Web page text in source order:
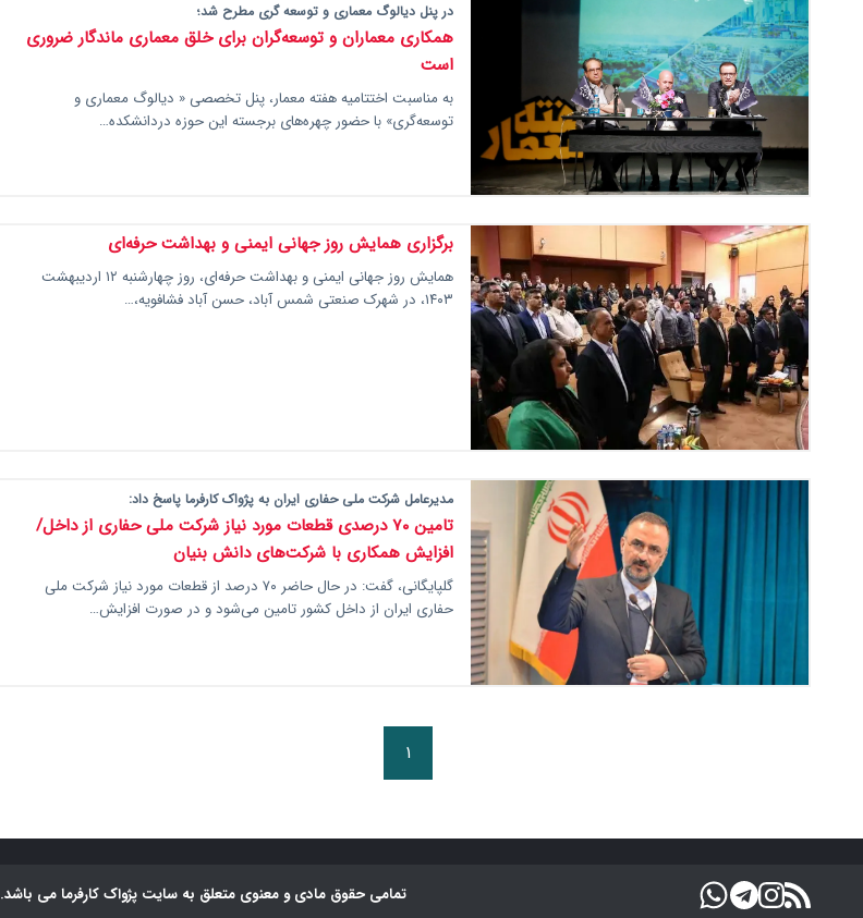
در پنل دیالوگ معماری و توسعه گری مطرح شد؛
همکاری معماران و توسعه‌گران برای خلق معماری ماندگار ضروری
است
به مناسبت اختتامیه هفته معمار، پنل تخصصی « دیالوگ معماری و
توسعه‌گری» با حضور چهره‌های برجسته این حوزه دردانشکده…
برگزاری همایش روز جهانی ایمنی و بهداشت حرفه‌ای
همایش روز جهانی ایمنی و بهداشت حرفه‌ای، روز چهارشنبه ۱۲ اردیبهشت
۱۴۰۳، در شهرک صنعتی شمس آباد، حسن آباد فشافویه،…
مدیرعامل شرکت ملی حفاری ایران به پژواک کارفرما پاسخ داد:
تامین ۷۰ درصدی قطعات مورد نیاز شرکت ملی حفاری از داخل/
افزایش همکاری با شرکت‌های دانش ‎بنیان
گلپایگانی، گفت: در حال حاضر ۷۰ درصد از قطعات مورد نیاز شرکت ملی
حفاری ایران از داخل کشور تامین می‌شود و در صورت افزایش…
۱
تمامی حقوق مادی و معنوی متعلق به سایت پژواک کارفرما می باشد.